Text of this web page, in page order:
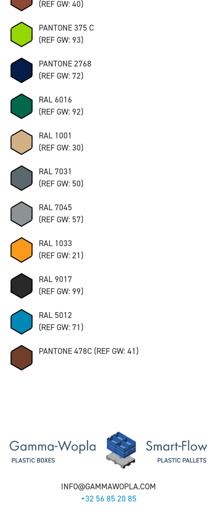
(REF GW: 40)
PANTONE 375 C
(REF GW: 93)
PANTONE 2768
(REF GW: 72)
RAL 6016
(REF GW: 92)
RAL 1001
(REF GW: 30)
RAL 7031
(REF GW: 50)
RAL 7045
(REF GW: 57)
RAL 1033
(REF GW: 21)
RAL 9017
(REF GW: 99)
RAL 5012
(REF GW: 71)
PANTONE 478C (REF GW: 41)
INFO@GAMMAWOPLA.COM
+32 56 85 20 85